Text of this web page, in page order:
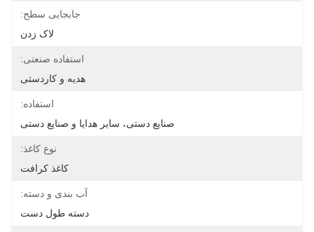
جابجایی سطح:
لاک زدن
استفاده صنعتی:
هدیه و کاردستی
استفاده:
صنایع دستی، سایر هدایا و صنایع دستی
نوع کاغذ:
کاغذ کرافت
آب بندی و دسته:
دسته طول دست